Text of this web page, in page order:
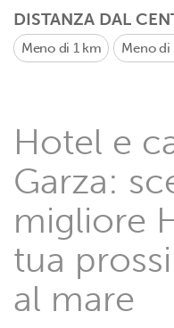
DISTANZA DAL
Meno di 1 km Meno di
Hotel e
Garza:
migliore
tua
al mare